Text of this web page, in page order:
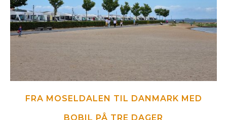
FRA MOSELDALEN TIL DANMARK MED
BOBIL PÅ TRE DAGER